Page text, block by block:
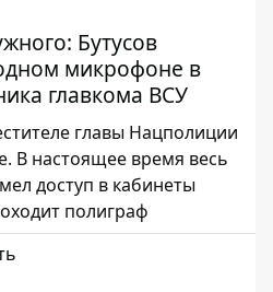
Бутусов
микрофоне в
главкома ВСУ
главы Нацполиции
В настоящее время весь
доступ в кабинеты
полиграф